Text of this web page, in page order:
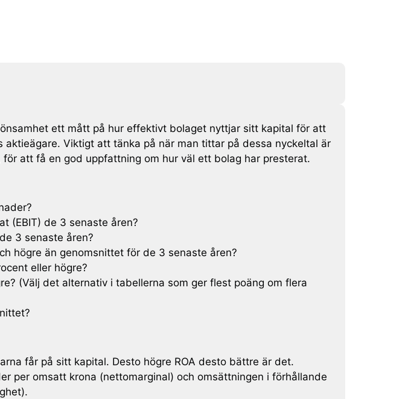
ett mått på hur effektivt bolaget nyttjar sitt kapital för att
Viktigt att tänka på när man tittar på dessa nyckeltal är
att få en god uppfattning om hur väl ett bolag har presterat.
(EBIT) de 3 senaste åren?
3 senaste åren?
högre än genomsnittet för de 3 senaste åren?
eller högre?
(Välj det alternativ i tabellerna som ger flest poäng om flera
får på sitt kapital. Desto högre ROA desto bättre är det.
per omsatt krona (nettomarginal) och omsättningen i förhållande